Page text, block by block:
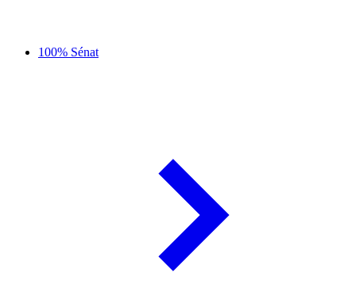
100% Sénat